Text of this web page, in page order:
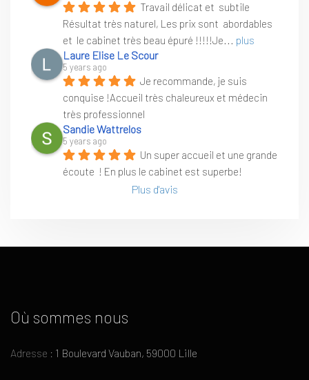
Travail délicat et  subtile
Résultat très naturel, Les prix sont  abordables
et  le cabinet très beau épuré !!!!!Je... plus
Laure Elise Le Scour
5 years ago
Je recommande, je suis
conquise !Accueil très chaleureux et médecin
très professionnel
Sandie Wattrelos
5 years ago
Un super accueil et une grande
écoute  ! En plus le cabinet est superbe!
Plus d'avis
Où sommes nous
Adresse : 1 Boulevard Vauban, 59000 Lille